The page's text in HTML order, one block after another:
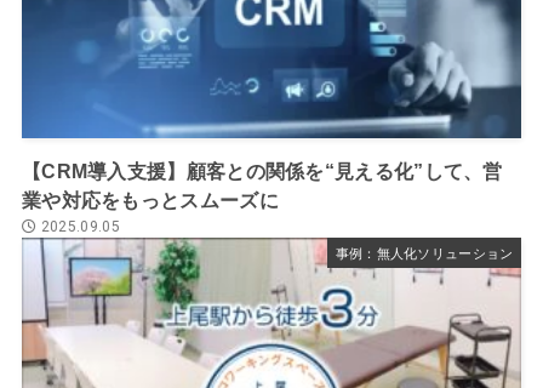
【CRM導入支援】顧客との関係を“見える化”して、営
業や対応をもっとスムーズに
2025.09.05
事例：無人化ソリューション